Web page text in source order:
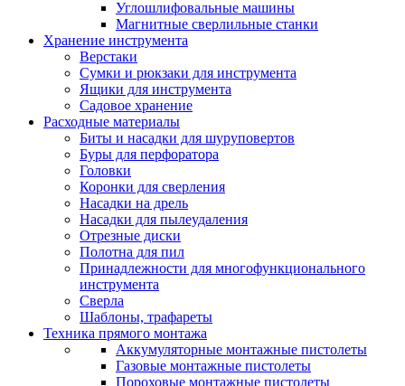
Углошлифовальные машины
Магнитные сверлильные станки
Хранение инструмента
Верстаки
Сумки и рюкзаки для инструмента
Ящики для инструмента
Садовое хранение
Расходные материалы
Биты и насадки для шуруповертов
Буры для перфоратора
Головки
Коронки для сверления
Насадки на дрель
Насадки для пылеудаления
Отрезные диски
Полотна для пил
Принадлежности для многофункционального
инструмента
Сверла
Шаблоны, трафареты
Техника прямого монтажа
Аккумуляторные монтажные пистолеты
Газовые монтажные пистолеты
Пороховые монтажные пистолеты